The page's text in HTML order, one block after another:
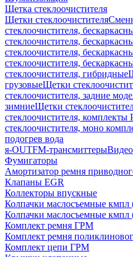
Щетка стеклоочистителя
Щетки стеклоочистителя
стеклоочистителя,
стеклоочистителя,
стеклоочистителя,
стеклоочистителя,
стеклоочистителя, гибридные
грузовыеЩетки
стеклоочистителя, задние
зимниеЩетки
стеклоочистителя,
стеклоочистителя, моно
подогрев вода
я-OUTFM-трансмиттеры
Фумигаторы
Амортизатор ремня
Клапаны EGR
Коллекторы впускные
Колпачки маслосъемные кмпл
Колпачки маслосъемные кмпл
Комплект ремня ГРМ
Комплект ремня
Комплект цепи ГРМ